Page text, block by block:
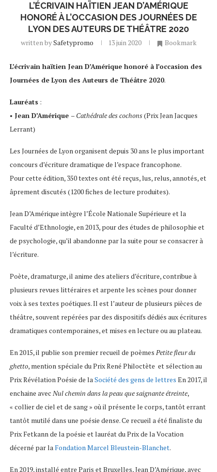
L’ÉCRIVAIN HAÏTIEN JEAN D’AMÉRIQUE
HONORÉ À L’OCCASION DES JOURNÉES DE
LYON DES AUTEURS DE THÉÂTRE 2020
written bySafetypromo 13 juin 2020 Bookmark
L’écrivain haïtien Jean D’Amérique honoré à l’occasion des
Journées de Lyon des Auteurs de Théâtre 2020.
Lauréats :
• Jean D’Amérique – Cathédrale des cochons(Prix Jean Jacques
Lerrant)
Les Journées de Lyon organisent depuis 30 ans le plus important
concours d’écriture dramatique de l’espace francophone.
Pour cette édition, 350 textes ont été reçus, lus, relus, annotés, et
âprement discutés (1200 fiches de lecture produites).
Jean D’Amérique intègre l’École Nationale Supérieure et la
Faculté d’Ethnologie, en 2013, pour des études de philosophie et
de psychologie, qu’il abandonne par la suite pour se consacrer à
l’écriture.
Poète, dramaturge, il anime des ateliers d’écriture, contribue à
plusieurs revues littéraires et arpente les scènes pour donner
voix à ses textes poétiques. Il est l’auteur de plusieurs pièces de
théâtre, souvent repérées par des dispositifs dédiés aux écritures
dramatiques contemporaines, et mises en lecture ou au plateau.
En 2015, il publie son premier recueil de poèmes Petite fleur du
ghetto, mention spéciale du Prix René Philoctète et sélection au
Prix Révélation Poésie de laSociété des gens de lettres En 2017, il
enchaine avec Nul chemin dans la peau que saignante étreinte,
« collier de ciel et de sang » où il présente le corps, tantôt errant
tantôt mutilé dans une poésie dense. Ce recueil a été finaliste du
Prix Fetkann de la poésie et lauréat du Prix de la Vocation
décerné par laFondation Marcel Bleustein-Blanchet.
En 2019, installé entre Paris et Bruxelles, Jean D’Amérique, avec